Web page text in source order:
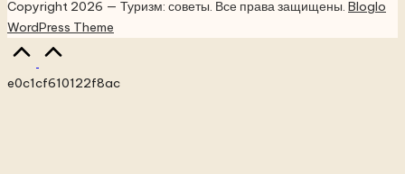
Copyright 2026 — Туризм: советы. Все права защищены. Bloglo
WordPress Theme
e0c1cf610122f8ac